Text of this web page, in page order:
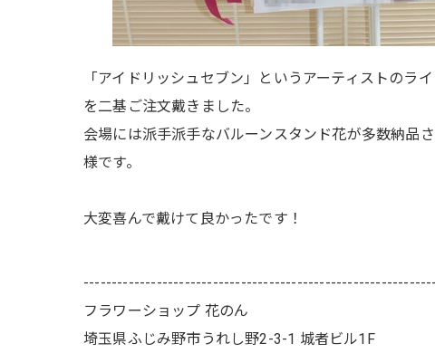
「アイドリッシュセブン」というアーティストの
を二基ご注文戴きました。
会場には派手派手なバルーンスタンド花が多数納品
様です。
大変喜んで戴けて良かったです！
フラワーショップ 花のん
埼玉県ふじみ野市うれし野2-3-1 城者ビル1F